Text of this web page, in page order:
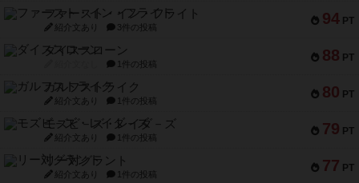
94 PT
ファースト・イン・フライト
紹介文あり 3件の投稿
88 PT
ダイススローン
1件の投稿
80 PT
ガルフストライク
紹介文あり 1件の投稿
79 PT
モズビ－ズ・レイダ－ズ
紹介文あり 1件の投稿
77 PT
リー対グラント
紹介文あり 1件の投稿